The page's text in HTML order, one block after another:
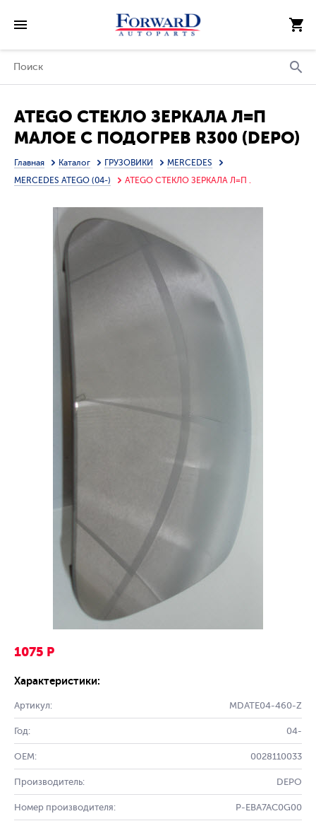
ATEGO СТЕКЛО ЗЕРКАЛА Л=П
МАЛОЕ С ПОДОГРЕВ R300 (DEPO)
Главная Каталог ГРУЗОВИКИ
MERCEDES
MERCEDES ATEGO (04-)
ATEGO СТЕКЛО ЗЕРКАЛА Л=П .
1075 Р
Характеристики:
Артикул: MDATE04-460-Z
Год: 04-
OEM: 0028110033
Производитель: DEPO
Номер производителя: P-EBA7AC0G00